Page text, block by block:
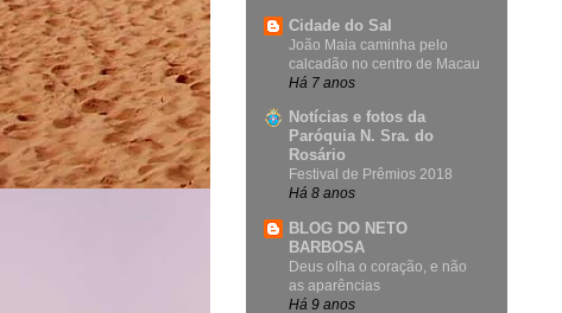
Cidade do Sal
João Maia caminha pelo
calcadão no centro de Macau
Há 7 anos
Notícias e fotos da
Paróquia N. Sra. do
Rosário
Festival de Prêmios 2018
Há 8 anos
BLOG DO NETO
BARBOSA
Deus olha o coração, e não
as aparências
Há 9 anos